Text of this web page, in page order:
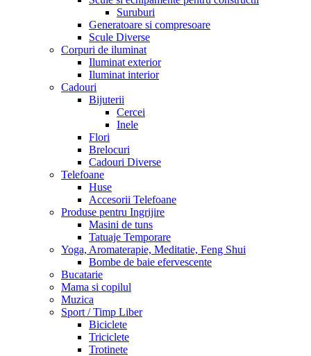
Suruburi
Generatoare si compresoare
Scule Diverse
Corpuri de iluminat
Iluminat exterior
Iluminat interior
Cadouri
Bijuterii
Cercei
Inele
Flori
Brelocuri
Cadouri Diverse
Telefoane
Huse
Accesorii Telefoane
Produse pentru Ingrijire
Masini de tuns
Tatuaje Temporare
Yoga, Aromaterapie, Meditatie, Feng Shui
Bombe de baie efervescente
Bucatarie
Mama si copilul
Muzica
Sport / Timp Liber
Biciclete
Triciclete
Trotinete